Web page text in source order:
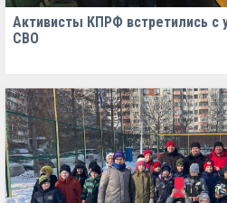
Активисты КПРФ встретились с
СВО